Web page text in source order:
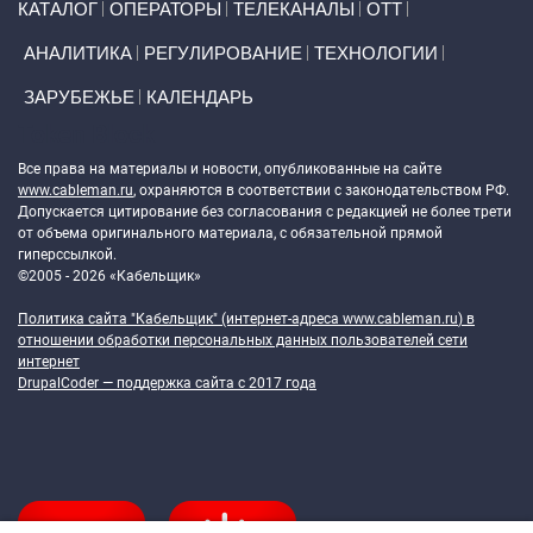
КАТАЛОГ ОПЕРАТОРЫ ТЕЛЕКАНАЛЫ ОТТ
АНАЛИТИКА РЕГУЛИРОВАНИЕ ТЕХНОЛОГИИ
ЗАРУБЕЖЬЕ КАЛЕНДАРЬ
Все права на материалы и новости, опубликованные на сайте
www.cableman.ru, охраняются в соответствии с законодательством РФ.
Допускается цитирование без согласования с редакцией не более трети
от объема оригинального материала, с обязательной прямой
гиперссылкой.
©2005 - 2026 «Кабельщик»
Политика сайта "Кабельщик" (интернет-адреса www.cableman.ru) в
отношении обработки персональных данных пользователей сети
интернет
DrupalCoder — поддержка сайта c 2017 года